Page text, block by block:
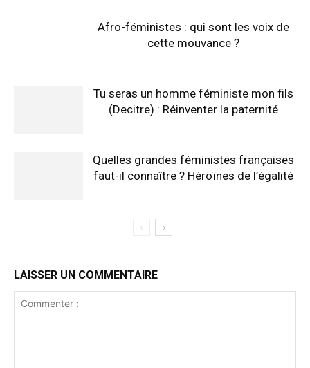
Afro-féministes : qui sont les voix de
cette mouvance ?
Tu seras un homme féministe mon fils
(Decitre) : Réinventer la paternité
Quelles grandes féministes françaises
faut-il connaître ? Héroïnes de l’égalité
LAISSER UN COMMENTAIRE